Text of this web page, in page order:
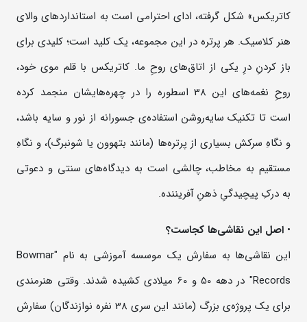
کاتریکس» شکل گرفته، ادای احترامی است به استانداردهای والای
هنر کلاسیک. هر پرتره در این مجموعه، یک کلید است؛ کلیدی برای
باز کردنِ درِ یکی از اتاق‌های روحِ ما. کاتریکس با قلم‌ موی خود،
روحِ نغمه‌های این 38 اسطوره را در چهره‌هایشان منجمد کرده
است تا تکنیک سایه‌روشن استفاده‌ی جسورانه از نور و سایه باشد،
و نگاهِ سرکش بسیاری از پرتره‌ها (مانند بتهوون یا شونبرگ)، و نگاهِ
مستقیم به مخاطب، چالشی است به دیدگاه‌های سنتی و دعوتی
به درکِ پیچیدگیِ ذهنِ آفریننده.
• اصل این نقاشی‌ها کجاست؟
این نقاشی‌ها به سفارش یک موسسه آموزشی به نام "Bowmar
Records" در دهه 50 و 60 میلادی کشیده شدند. وقتی هنرمندی
برای یک پروژه‌ی بزرگ (مانند این سری 38 نفره نوازندگان) سفارش